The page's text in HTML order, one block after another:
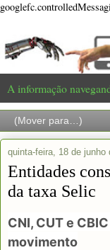
A informação
quinta-feira, 18 de junho
Entidades
da taxa Selic
CNI, CUT e
movimento